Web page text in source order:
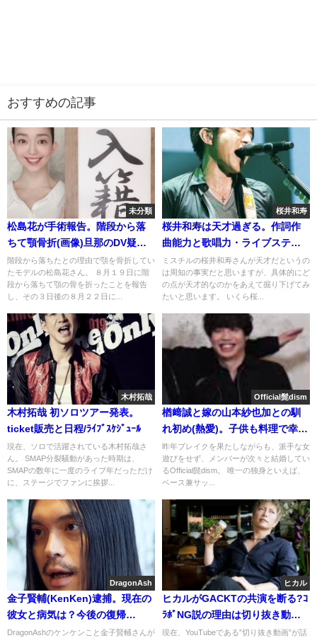
おすすめの記事
未分類
松島花が手術報告。階段から落
ちて顎骨折(画像)旦那のDV疑惑
は嘘？
階段から落ちたとの理由で顎を骨折してい
たモデルの松島花さん。 ８月１９日に階
段から落ちて顎の骨を折ったことを報告
し、その３日後の８月２２日に...
桜井和寿
桜井和寿は天才過ぎる。作詞作
曲能力と歌唱力・ライブステー
ジの素晴らしさ
ミスチルの桜井和寿さんが天才だというの
は周知の事実だと思いますが、具体的にど
の点が天才的なのかをあえて掘り下げてみ
たいと思います。 いくら桜...
木村拓哉
木村拓哉 初ソロツアー発表。
ticket販売と日程/ﾗｲﾌﾞｽｹｼﾞｭｰﾙ
現在、ソロで活躍されている木村拓哉さ
ん。 SMAP分裂騒動があった時期は、
SMAPの数年に一度のライブ年だっただけ
に、ステージでファンに挨拶...
Official髭dism
楢﨑誠と嫁の山本紗也加との馴
れ初め(熱愛)。子供も料理で幸
せ？(クックパッド)
昨年ブレイクを果たしながらも、派手な女
遊びをせず、メンバーが次々と結婚してい
るOfficial髭dism。 唯一の独身といえば、
ベース兼サッ...
DragonAsh
金子賢輔(KenKen)逮捕。現在の
彼女と病気は？今後の復帰
は・・
DragonAshのケンケンこと金子賢輔さんが
ヒカル
ヒカルがGACKTの共演を断る?ｺ
ﾗﾎﾞNG説の理由は切り抜き動
画。宮迫と絶縁
現在、YouTubeである”切り抜き動画”が話